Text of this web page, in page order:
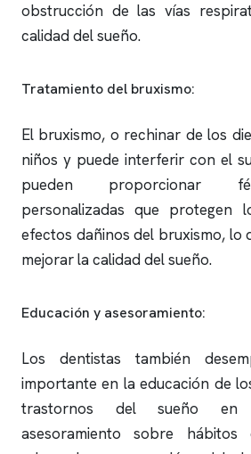
obstrucción de las vías
calidad del sueño.
Tratamiento del bruxismo:
El bruxismo, o rechinar de los
niños y puede interferir con el
pueden proporcionar
personalizadas que protegen
efectos dañinos del bruxismo, lo
mejorar la calidad del sueño.
Educación y asesoramiento:
Los dentistas también
importante en la educación de
trastornos del sueño en
asesoramiento sobre